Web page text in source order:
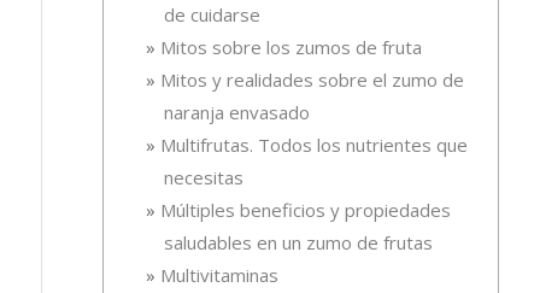
de cuidarse
Mitos sobre los zumos de fruta
Mitos y realidades sobre el zumo de
naranja envasado
Multifrutas. Todos los nutrientes que
necesitas
Múltiples beneficios y propiedades
saludables en un zumo de frutas
Multivitaminas